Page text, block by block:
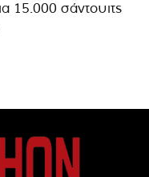
15.000 σάντουιτς